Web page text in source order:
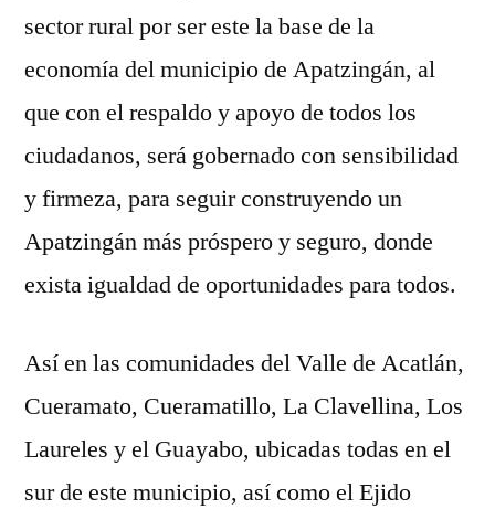
sector rural por ser este la base de la
economía del municipio de Apatzingán, al
que con el respaldo y apoyo de todos los
ciudadanos, será gobernado con sensibilidad
y firmeza, para seguir construyendo un
Apatzingán más próspero y seguro, donde
exista igualdad de oportunidades para todos.
Así en las comunidades del Valle de Acatlán,
Cueramato, Cueramatillo, La Clavellina, Los
Laureles y el Guayabo, ubicadas todas en el
sur de este municipio, así como el Ejido